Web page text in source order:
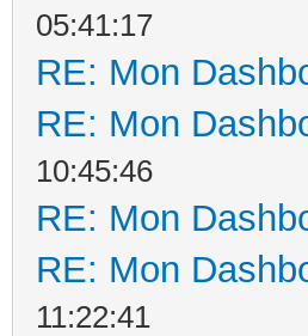
05:41:17
RE: Mon
RE: Mon
10:45:46
RE: Mon
RE: Mon
11:22:41